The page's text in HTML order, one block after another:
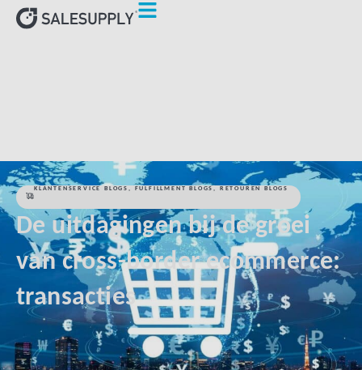
KLANTENSERVICE BLOGS, FULFILLMENT BLOGS, RETOUREN BLOGS
De uitdagingen bij de groei
van cross-border ecommerce:
transacties